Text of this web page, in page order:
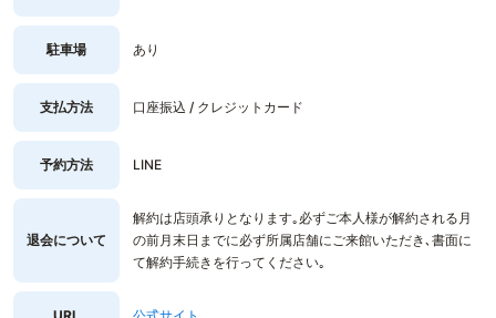
駐車場 あり
支払方法 口座振込 / クレジットカード
予約方法 LINE
退会について
解約は店頭承りとなります｡必ずご本人様が解約される月
の前月末日までに必ず所属店舗にご来館いただき､書面に
て解約手続きを行ってください｡